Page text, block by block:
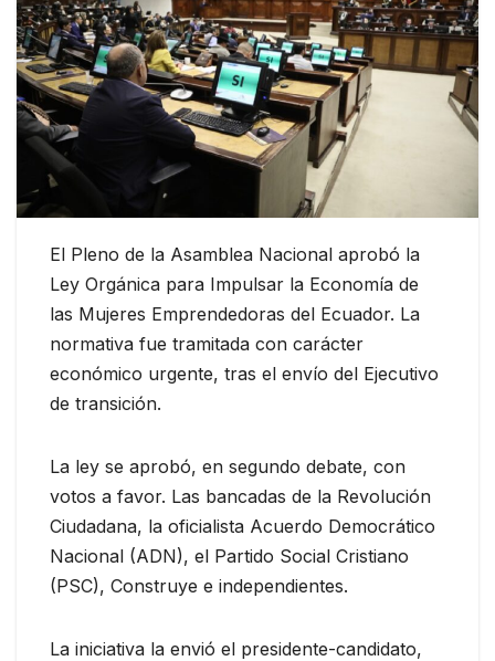
El Pleno de la Asamblea Nacional aprobó la
Ley Orgánica para Impulsar la Economía de
las Mujeres Emprendedoras del Ecuador. La
normativa fue tramitada con carácter
económico urgente, tras el envío del Ejecutivo
de transición.
La ley se aprobó, en segundo debate, con
votos a favor. Las bancadas de la Revolución
Ciudadana, la oficialista Acuerdo Democrático
Nacional (ADN), el Partido Social Cristiano
(PSC), Construye e independientes.
La iniciativa la envió el presidente-candidato,